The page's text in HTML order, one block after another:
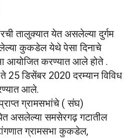
तालुक्यात येत असलेल्या दुर्गम
कुकडेल येथे पेसा दिनाचे
आयोजित करण्यात आले होते .
25 डिसेंबर 2020 दरम्यान विविध
आले.
ग्रामसभांचे ( संघ)
असलेल्या समसेरगढ़ गटातील
ग्रामसभा कुकडेल,